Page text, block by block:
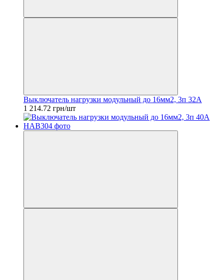
Выключатель нагрузки модульный до 16мм2, 3п 32А
1 214.72 грн/шт